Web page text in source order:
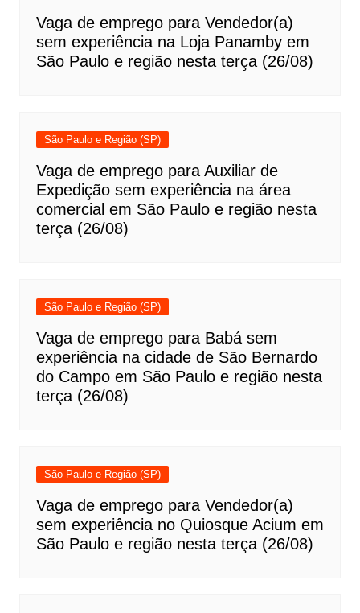
Vaga de emprego para Vendedor(a)
sem experiência na Loja Panamby em
São Paulo e região nesta terça (26/08)
São Paulo e Região (SP)
Vaga de emprego para Auxiliar de
Expedição sem experiência na área
comercial em São Paulo e região nesta
terça (26/08)
São Paulo e Região (SP)
Vaga de emprego para Babá sem
experiência na cidade de São Bernardo
do Campo em São Paulo e região nesta
terça (26/08)
São Paulo e Região (SP)
Vaga de emprego para Vendedor(a)
sem experiência no Quiosque Acium em
São Paulo e região nesta terça (26/08)